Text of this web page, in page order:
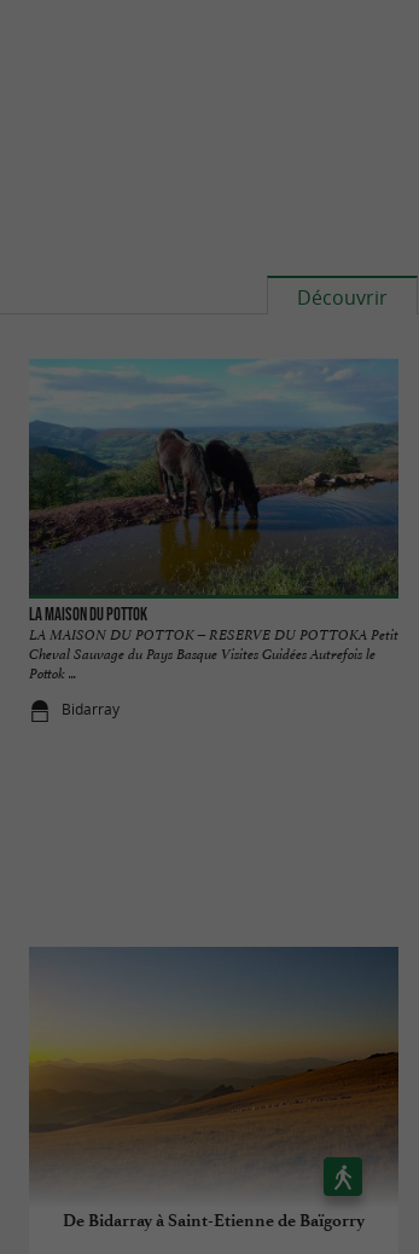
Découvrir
La Maison du Pottok
LA MAISON DU POTTOK – RESERVE DU POTTOKA Petit
Cheval Sauvage du Pays Basque Visites Guidées Autrefois le
Pottok ...
Bidarray
De Bidarray à Saint-Etienne de Baïgorry